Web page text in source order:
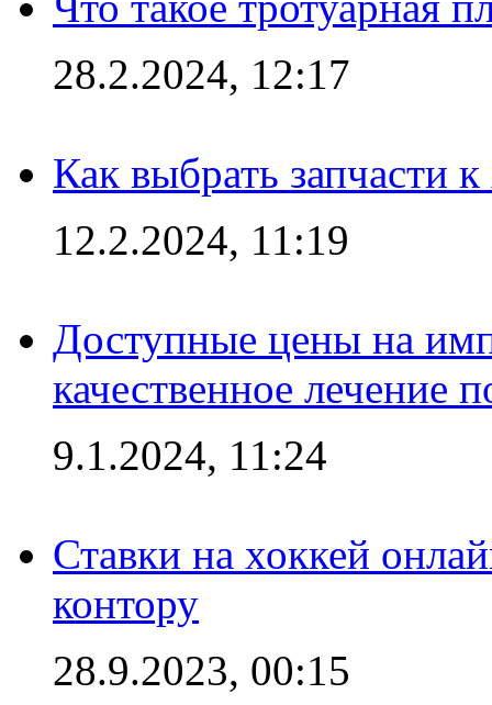
28.2.2024, 12:17
Как выбрать запчасти
12.2.2024, 11:19
Доступные цены на
качественное лечение
9.1.2024, 11:24
Ставки на хоккей
контору
28.9.2023, 00:15